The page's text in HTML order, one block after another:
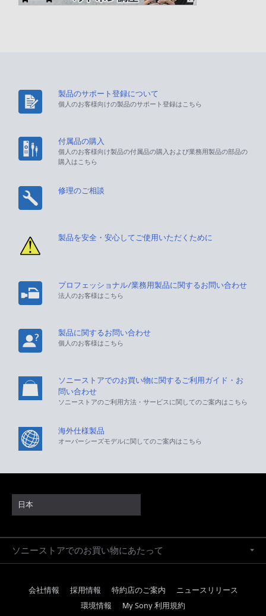
製品のサポート登録について
個人のお客様向けの製品のサポート登録はこちら
付属品の購入
個人のお客様向け製品の付属品の購入および業務用製品の部品の
購入はこちら
修理のご相談
製品を安全・安心してご使用いただくために
プロフェッショナル/業務用製品に関するお問い合わせ
法人のお客様はこちら
製品に関するお問い合わせ
個人のお客様はこちら
ソニーストアでのお買い物に関するご利用ガイド・お
問い合わせ
ソニーストアのご利用方法・サービスに関してのご案内はこちら
海外仕様製品
オーバーシーズモデルに関してのご案内はこちら
日本
ソニーストアでのお買い物にあたって
会社情報 採用情報 特約店のご案内
ニュースリリース
環境情報
My Sony 利用規約